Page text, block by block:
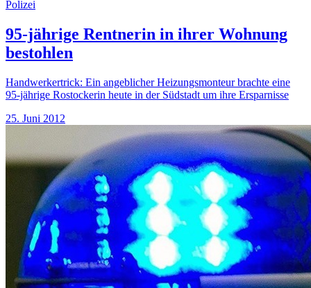
Polizei
95-jährige Rentnerin in ihrer Wohnung
bestohlen
Handwerkertrick: Ein angeblicher Heizungsmonteur brachte eine
95-jährige Rostockerin heute in der Südstadt um ihre Ersparnisse
25. Juni 2012